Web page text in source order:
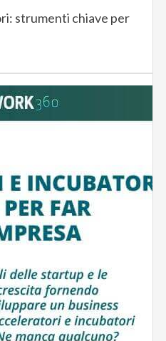
strumenti chiave per